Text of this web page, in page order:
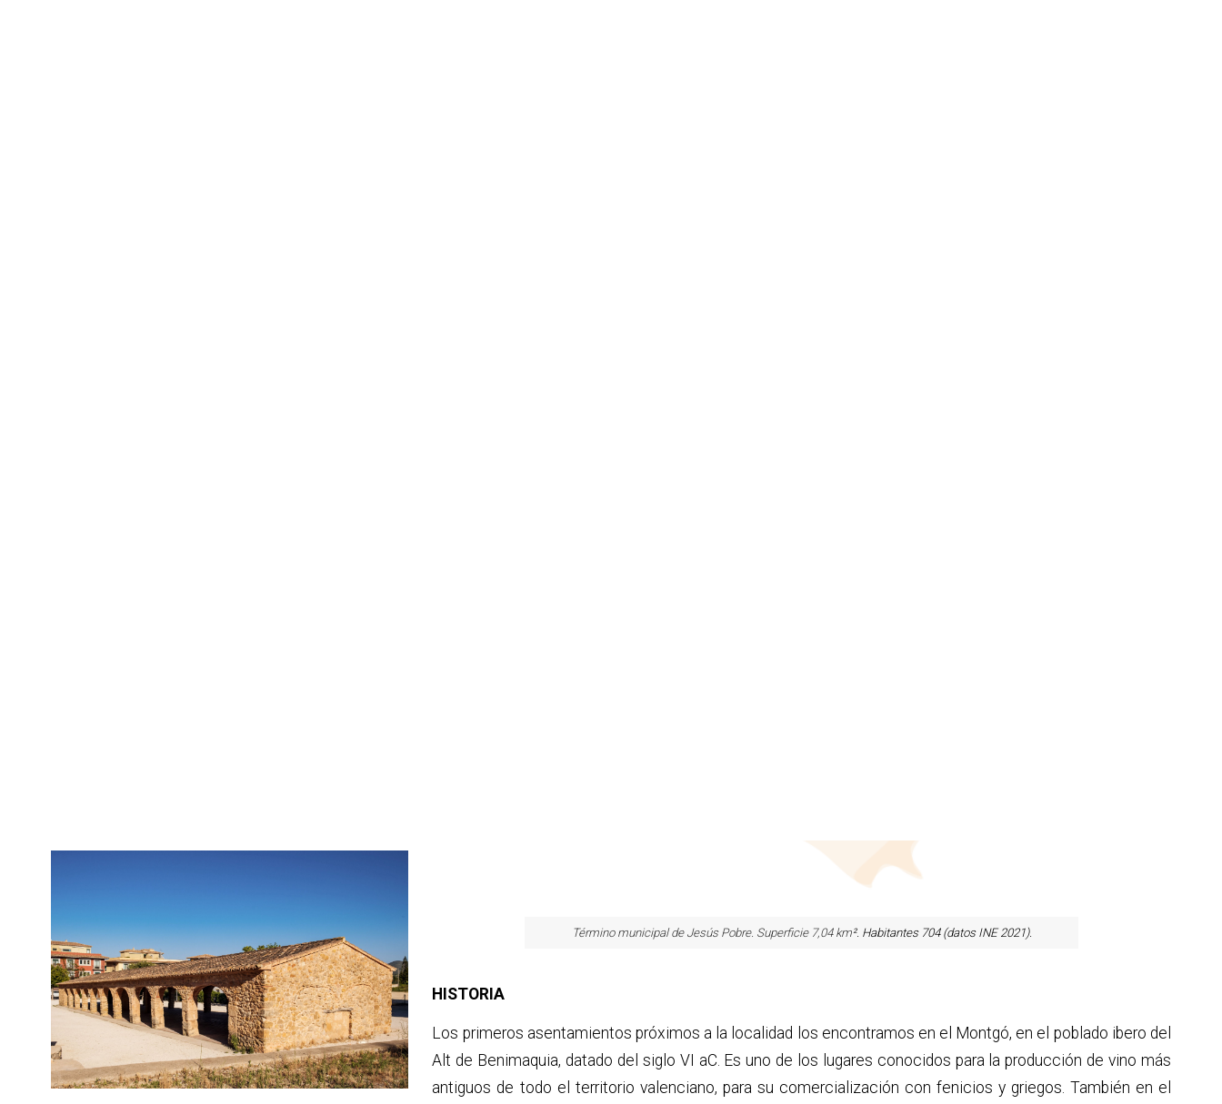
Término municipal de Jesús Pobre. Superficie 7,04 km². Habitantes 704 (datos INE 2021).
HISTORIA
Los primeros asentamientos próximos a la localidad los encontramos en el Montgó, en el poblado ibero del
Alt de Benimaquia, datado del siglo VI aC. Es uno de los lugares conocidos para la producción de vino más
antiguos de todo el territorio valenciano, para su comercialización con fenicios y griegos. También en el